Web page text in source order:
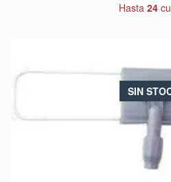
Hasta 24
SIN